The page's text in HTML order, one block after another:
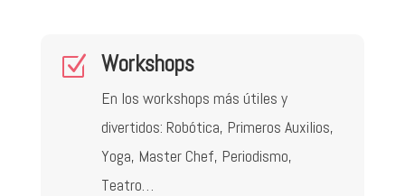
Z Workshops
En los workshops más útiles y
divertidos: Robótica, Primeros Auxilios,
Yoga, Master Chef, Periodismo,
Teatro…